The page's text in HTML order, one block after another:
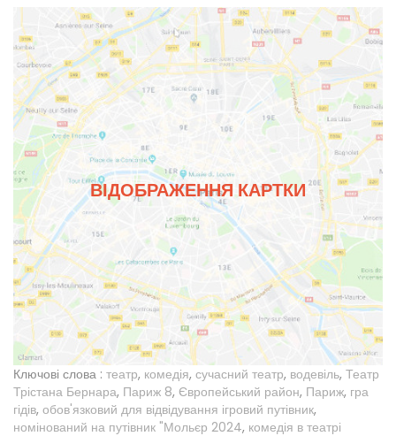
ВІДОБРАЖЕННЯ КАРТКИ
Ключові слова : театр, комедія, сучасний театр, водевіль, Театр
Трістана Бернара, Париж 8, Європейський район, Париж, гра
гідів, обов'язковий для відвідування ігровий путівник,
номінований на путівник "Мольєр 2024, комедія в театрі